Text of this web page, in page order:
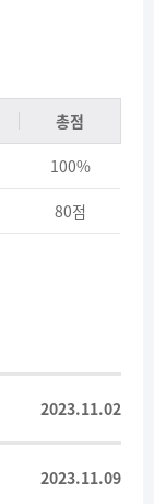
총점
100%
80점
2023.11.02
2023.11.09